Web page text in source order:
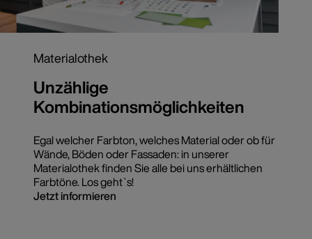
Materialothek
Unzählige
Kombinationsmöglichkeiten
Egal welcher Farbton, welches Material oder ob für
Wände, Böden oder Fassaden: in unserer
Materialothek finden Sie alle bei uns erhältlichen
Farbtöne. Los geht`s!
Jetzt informieren